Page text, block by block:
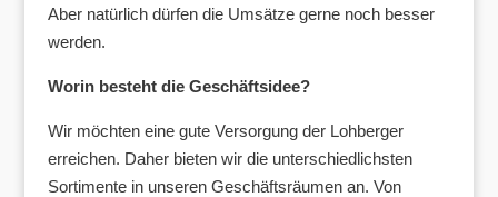
Aber natürlich dürfen die Umsätze gerne noch besser
werden.
Worin besteht die Geschäftsidee?
Wir möchten eine gute Versorgung der Lohberger
erreichen. Daher bieten wir die unterschiedlichsten
Sortimente in unseren Geschäftsräumen an. Von